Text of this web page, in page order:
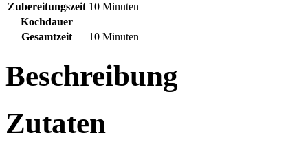
Zubereitungszeit 10 Minuten
Kochdauer
Gesamtzeit
10 Minuten
Beschreibung
Zutaten